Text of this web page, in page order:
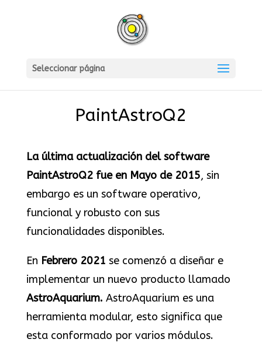
Seleccionar página
PaintAstroQ2
La última actualización del software
PaintAstroQ2 fue en Mayo de 2015, sin
embargo es un software operativo,
funcional y robusto con sus
funcionalidades disponibles.
En Febrero 2021 se comenzó a diseñar e
implementar un nuevo producto llamado
AstroAquarium. AstroAquarium es una
herramienta modular, esto significa que
esta conformado por varios módulos.